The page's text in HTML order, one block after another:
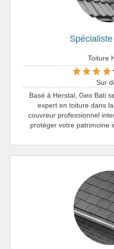
Toiture
Sur
Basé à Herstal, Geo Bati
expert en toiture dans
couvreur professionnel
protéger votre patrimoine